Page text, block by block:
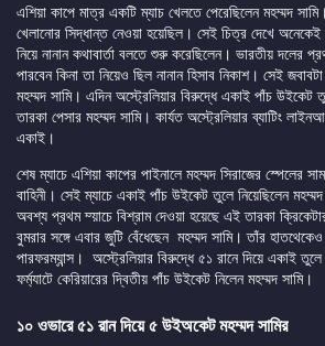
এশিয়া কাপে মাত্র একটি ম্যাচ খেলতে পেরেছিলেন মহম্মদ
খেলানোর সিদ্ধান্ত নেওয়া হয়েছিল। সেই চিত্র দেখে অনেকেই
নিয়ে নানান কথাবার্তা বলতে শুরু করেছিলেন। ভারতীয় দলের
পারবেন কিনা তা নিয়েও ছিল নানান হিসাব নিকাশ। সেই
মহম্মদ সামি। এদিন অস্ট্রেলিয়ার বিরুদ্ধে একাই পাঁচ উইকেট
তারকা পেসার মহম্মদ সামি। কার্যত অস্ট্রেলিয়ার ব্যাটিং
একাই।
শেষ ম্যাচে এশিয়া কাপের পাইনালে মহম্মদ সিরাজের স্পেলের
বাহিনী। সেই ম্যাচে একাই পাঁচ উইকেট তুলে নিয়েছিলেন
অবশ্য প্রথম ম্য়াচে বিশ্রাম দেওয়া হয়েছে এই তারকা
বুমরার সঙ্গে এবার জুটি বেঁধেছেন মহম্মদ সামি। তাঁর
পারফরম্যান্স। অস্ট্রেলিয়ার বিরুদ্ধে ৫১ রানে দিয়ে একাই
ফর্ম্যাটে কেরিয়ারের দ্বিতীয় পাঁচ উইকেট নিলেন মহম্মদ সামি।
১০ ওভারে ৫১ রান দিয়ে ৫ উইঅকেট মহম্মদ সামির